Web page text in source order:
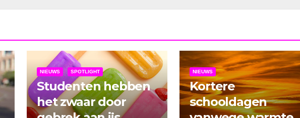
NIEUWS SPOTLIGHT
Studenten hebben
het zwaar door
NIEUWS
Kortere
schooldagen